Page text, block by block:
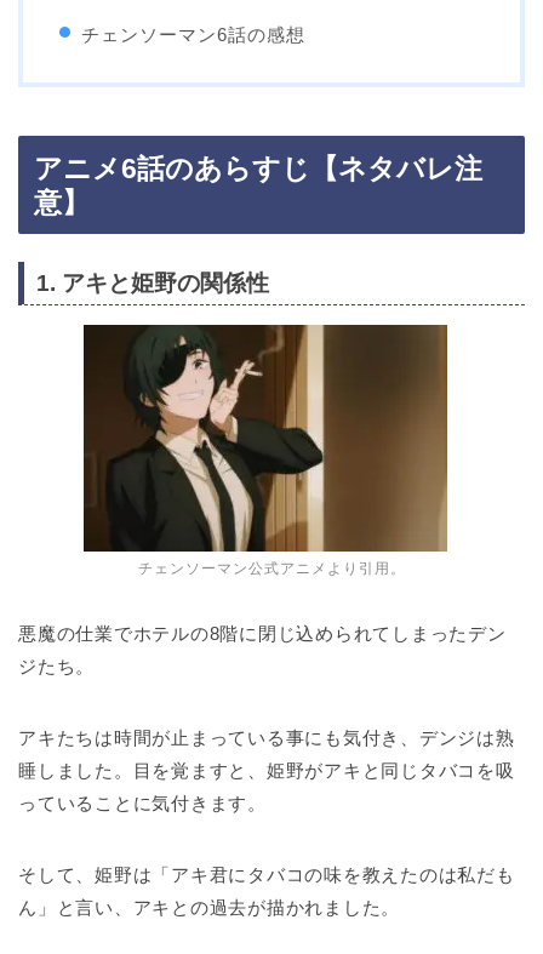
チェンソーマン6話の感想
アニメ6話のあらすじ【ネタバレ注
意】
1. アキと姫野の関係性
チェンソーマン公式アニメより引用。
悪魔の仕業でホテルの8階に閉じ込められてしまったデン
ジたち。
アキたちは時間が止まっている事にも気付き、デンジは熟
睡しました。目を覚ますと、姫野がアキと同じタバコを吸
っていることに気付きます。
そして、姫野は「アキ君にタバコの味を教えたのは私だも
ん」と言い、アキとの過去が描かれました。